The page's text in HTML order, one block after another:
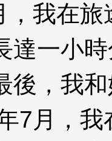
，我在
達一小
後，我
7月，